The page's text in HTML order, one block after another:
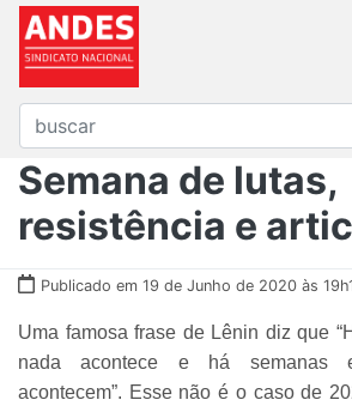
Semana de lutas,
resistência e
Publicado em 19 de Junho de 2020 às
Uma famosa frase de Lênin diz que
nada acontece e há semanas
acontecem”. Esse não é o caso de